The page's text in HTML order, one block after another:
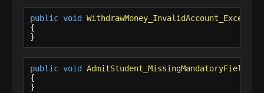
public void
{
}
public void
{
}